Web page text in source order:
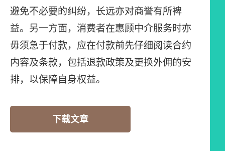
避免不必要的纠纷，长远亦对商誉有所裨
益。另一方面，消费者在惠顾中介服务时亦
毋须急于付款，应在付款前先仔细阅读合约
内容及条款，包括退款政策及更换外佣的安
排，以保障自身权益。
下载文章